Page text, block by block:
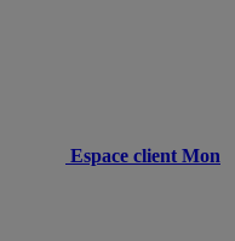
Espace client Mon